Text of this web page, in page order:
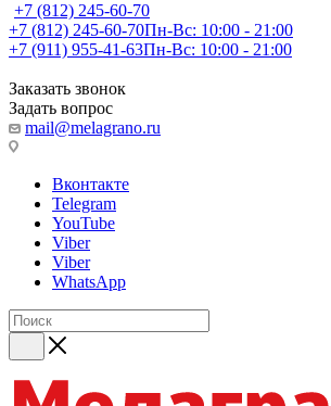
+7 (812) 245-60-70
+7 (812) 245-60-70Пн-Вс: 10:00 - 21:00
+7 (911) 955-41-63Пн-Вс: 10:00 - 21:00
Заказать звонок
Задать вопрос
mail@melagrano.ru
Вконтакте
Telegram
YouTube
Viber
Viber
WhatsApp